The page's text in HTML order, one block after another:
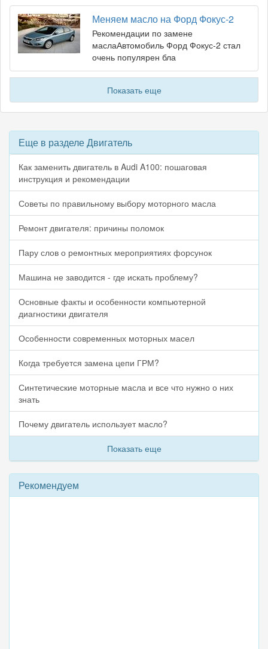
Меняем масло на Форд Фокус-2
Рекомендации по замене
маслаАвтомобиль Форд Фокус-2 стал
очень популярен бла
Показать еще
Еще в разделе Двигатель
Как заменить двигатель в Audi A100: пошаговая
инструкция и рекомендации
Советы по правильному выбору моторного масла
Ремонт двигателя: причины поломок
Пару слов о ремонтных мероприятиях форсунок
Машина не заводится - где искать проблему?
Основные факты и особенности компьютерной
диагностики двигателя
Особенности современных моторных масел
Когда требуется замена цепи ГРМ?
Синтетические моторные масла и все что нужно о них
знать
Почему двигатель использует масло?
Показать еще
Рекомендуем